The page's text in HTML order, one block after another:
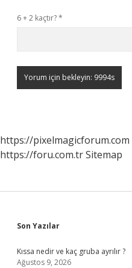
6 + 2 kaçtır?*
https://pixelmagicforum.com
https://foru.com.trSitemap
Sidebar
Son Yazılar
Kıssa nedir ve kaç gruba ayrılır ?
Ağustos 9, 2026